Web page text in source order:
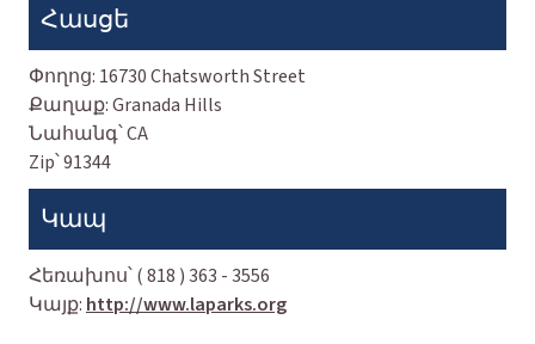
Հասցե
Փողոց: 16730 Chatsworth Street
Քաղաք:Granada Hills
Նահանգ՝CA
Zip՝91344
Կապ
Հեռախոս՝( 818 ) 363 - 3556
Կայք: http://www.laparks.org